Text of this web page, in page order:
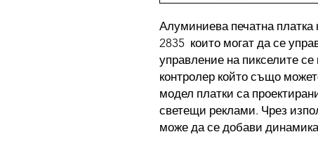
Алуминиева печатна
2835 които могат да се
управление на пикселите
контролер който също
модел платки са
светещи реклами. Чрез
може да се добави